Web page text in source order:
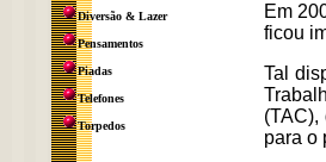
Diversão & Lazer
Pensamentos
Piadas
Telefones
Torpedos
Em
ficou
Tal
para o